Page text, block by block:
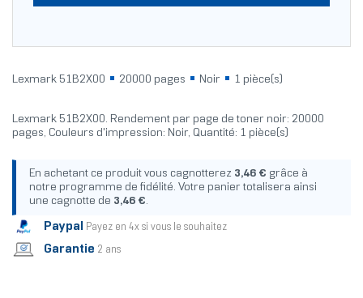
Lexmark 51B2X00 20000 pages Noir 1 pièce(s)
Lexmark 51B2X00. Rendement par page de toner noir: 20000
pages, Couleurs d'impression: Noir, Quantité: 1 pièce(s)
En achetant ce produit vous cagnotterez 3,46 € grâce à
notre programme de fidélité. Votre panier totalisera ainsi
une cagnotte de 3,46 €.
Paypal Payez en 4x si vous le souhaitez
Garantie 2 ans